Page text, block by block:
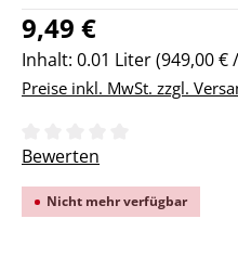
Regulärer Preis:
9,49 €
Inhalt: 0.01 Liter(949,00 €
Preise inkl. MwSt. zzgl.
Durchschnittliche
Bewerten
Nicht mehr verfügbar